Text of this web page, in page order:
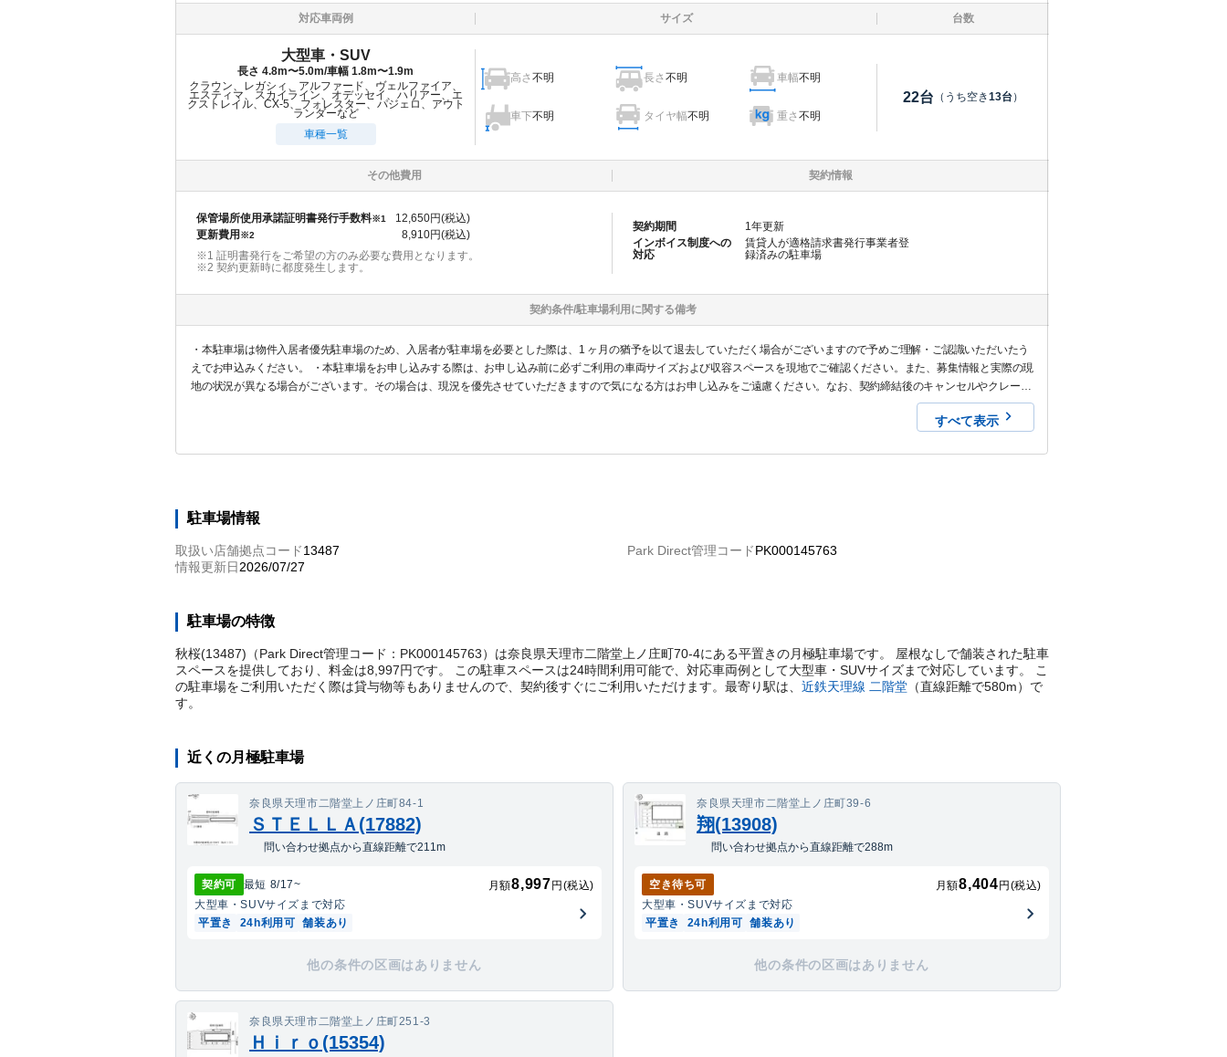
対応車両例 サイズ 台数
大型車・SUV
長さ 4.8m〜5.0m/車幅 1.8m〜1.9m
クラウン、レガシィ、アルファード、ヴェルファイア、
エスティマ、スカイライン、オデッセイ、ハリアー、エ
クストレイル、CX-5、フォレスター、パジェロ、アウト
ランダーなど
車種一覧
高さ不明 長さ不明 車幅不明
車下不明 タイヤ幅不明 重さ不明
22台 （うち空き13台）
その他費用 契約情報
保管場所使用承諾証明書発行手数料※1 12,650円(税込)
更新費用※2 8,910円(税込)
※1 証明書発行をご希望の方のみ必要な費用となります。
※2 契約更新時に都度発生します。
契約期間 1年更新
インボイス制度への
対応
賃貸人が適格請求書発行事業者登
録済みの駐車場
契約条件/駐車場利用に関する備考
・本駐車場は物件入居者優先駐車場のため、入居者が駐車場を必要とした際は、1 ヶ月の猶予を以て退去していただく場合がございますので予めご理解・ご認識いただいたう
えでお申込みください。 ・本駐車場をお申し込みする際は、お申し込み前に必ずご利用の車両サイズおよび収容スペースを現地でご確認ください。また、募集情報と実際の現
地の状況が異なる場合がございます。その場合は、現況を優先させていただきますので気になる方はお申し込みをご遠慮ください。なお、契約締結後のキャンセルやクレーム
すべて表示
駐車場情報
取扱い店舗拠点コード13487 Park Direct管理コードPK000145763
情報更新日2026/07/27
駐車場の特徴
秋桜(13487)（Park Direct管理コード：PK000145763）は奈良県天理市二階堂上ノ庄町70-4にある平置きの月極駐車場です。 屋根なしで舗装された駐車
スペースを提供しており、料金は8,997円です。 この駐車スペースは24時間利用可能で、対応車両例として大型車・SUVサイズまで対応しています。 こ
の駐車場をご利用いただく際は貸与物等もありませんので、契約後すぐにご利用いただけます。 最寄り駅は、 近鉄天理線 二階堂 （直線距離で580m） で
す。
近くの月極駐車場
奈良県天理市二階堂上ノ庄町84-1
ＳＴＥＬＬＡ(17882)
問い合わせ拠点から直線距離で211m
契約可 最短 8/17~ 月額8,997 円(税込)
大型車・SUVサイズまで対応
平置き
24h利用可 舗装あり
他の条件の区画はありません
奈良県天理市二階堂上ノ庄町39-6
翔(13908)
問い合わせ拠点から直線距離で288m
空き待ち可 月額8,404 円(税込)
大型車・SUVサイズまで対応
平置き
24h利用可 舗装あり
他の条件の区画はありません
奈良県天理市二階堂上ノ庄町251-3
Ｈｉｒｏ(15354)